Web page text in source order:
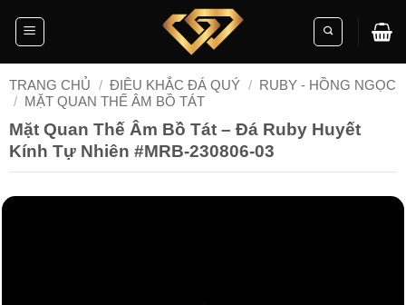
TRANG CHỦ / ĐIÊU KHẮC ĐÁ QUÝ / RUBY - HỒNG NGỌC
/ MẶT QUAN THẾ ÂM BỒ TÁT
Mặt Quan Thế Âm Bồ Tát – Đá Ruby Huyết
Kính Tự Nhiên #MRB-230806-03